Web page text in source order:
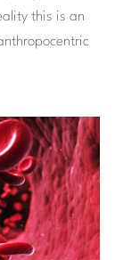
this is an